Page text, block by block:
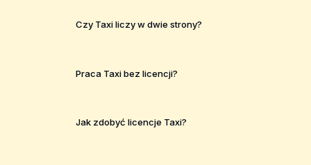
Czy Taxi liczy w dwie strony?
Praca Taxi bez licencji?
Jak zdobyć licencje Taxi?